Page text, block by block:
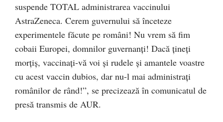
suspende TOTAL administrarea vaccinului
AstraZeneca. Cerem guvernului să înceteze
experimentele făcute pe români! Nu vrem să fim
cobaii Europei, domnilor guvernanți! Dacă țineți
morțiș, vaccinați-vă voi și rudele și amantele voastre
cu acest vaccin dubios, dar nu-l mai administrați
românilor de rând!”, se precizează în comunicatul de
presă transmis de AUR.